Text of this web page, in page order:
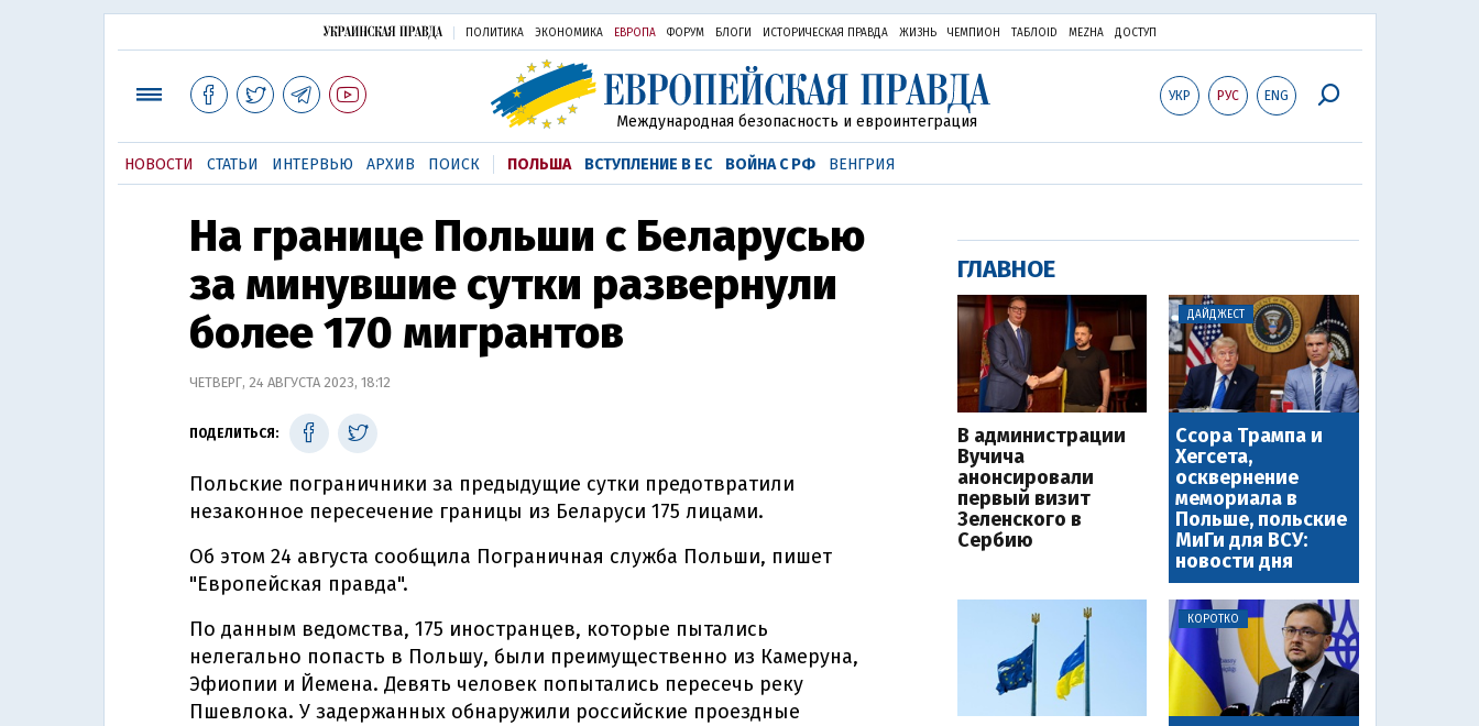
ПОЛИТИКА ЭКОНОМИКА ЕВРОПА ФОРУМ БЛОГИ ИСТОРИЧЕСКАЯ ПРАВДА ЖИЗНЬ ЧЕМПИОН ТАБЛОID MEZHA ДОСТУП
УКР РУС ENG
Международная безопасность и евроинтеграция
НОВОСТИ СТАТЬИ ИНТЕРВЬЮ АРХИВ ПОИСК ПОЛЬША ВСТУПЛЕНИЕ В ЕС ВОЙНА С РФ ВЕНГРИЯ
На границе Польши с Беларусью
за минувшие сутки развернули
более 170 мигрантов
ЧЕТВЕРГ, 24 АВГУСТА 2023, 18:12
ПОДЕЛИТЬСЯ:
Польские пограничники за предыдущие сутки предотвратили
незаконное пересечение границы из Беларуси 175 лицами.
Об этом 24 августа сообщила Пограничная служба Польши, пишет
"Европейская правда".
По данным ведомства, 175 иностранцев, которые пытались
нелегально попасть в Польшу, были преимущественно из Камеруна,
Эфиопии и Йемена. Девять человек попытались пересечь реку
Пшевлока. У задержанных обнаружили российские проездные
ГЛАВНОЕ
В администрации
Вучича
анонсировали
первый визит
Зеленского в
Сербию
ДАЙДЖЕСТ
Ссора Трампа и
Хегсета,
осквернение
мемориала в
Польше, польские
МиГи для ВСУ:
новости дня
КОРОТКО